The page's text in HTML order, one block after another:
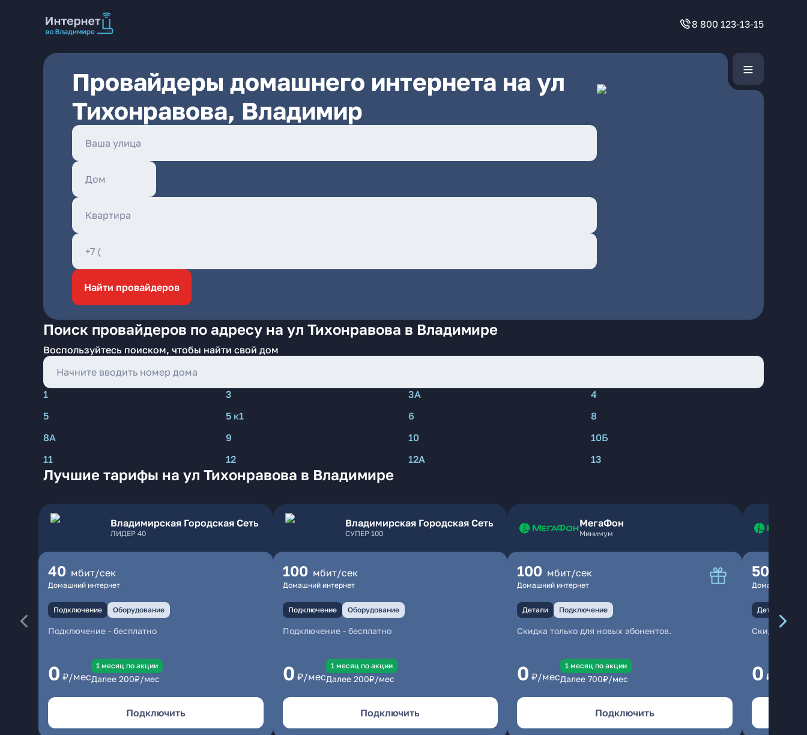
8 800 123-13-15
Провайдеры домашнего интернета на ул
Тихонравова, Владимир
Найти провайдеров
Поиск провайдеров по адресу на ул Тихонравова в Владимире
Воспользуйтесь поиском, чтобы найти свой дом
1 3 3А
4
5
5 к1 6
8
8А
9 10
10Б
11
12 12А 13
Лучшие тарифы на ул Тихонравова в Владимире
Владимирская Городская Сеть
ЛИДЕР 40
40 мбит/сек
Домашний интернет
Подключение Оборудование
Подключение - бесплатно
0 ₽/мес
1 месяц по акции
Далее 200₽/мес
Подключить
Владимирская Городская Сеть
СУПЕР 100
100 мбит/сек
Домашний интернет
Подключение Оборудование
Подключение- бесплатно
0 ₽/мес
1 месяц по акции
Далее 200₽/мес
Подключить
МегаФон
Минимум
100 мбит/сек
Домашний интернет
Детали Подключение
Скидка только для новых абонентов.
0 ₽/мес
1 месяц по акции
Далее 700₽/мес
Подключить
500
Домашний
Детали
Скидка
0 ₽/мес